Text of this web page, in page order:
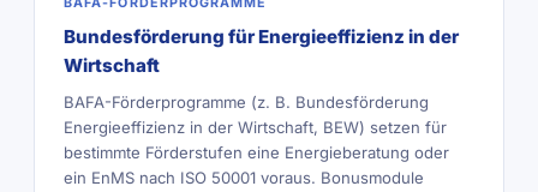
Bundesförderung für Energieeffizienz in der
Wirtschaft
BAFA-Förderprogramme (z. B. Bundesförderung
Energieeffizienz in der Wirtschaft, BEW) setzen für
bestimmte Förderstufen eine Energieberatung oder
ein EnMS nach ISO 50001 voraus. Bonusmodule